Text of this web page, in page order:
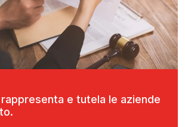
e tutela le aziende